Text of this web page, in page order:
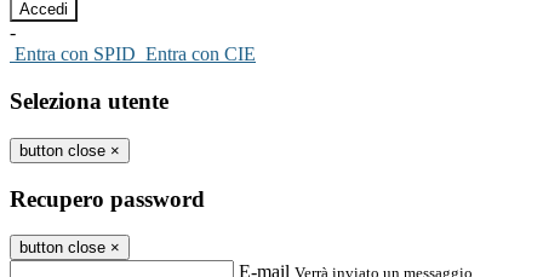
-
Entra con SPID Entra con CIE
Seleziona utente
button close ×
Recupero password
button close ×
E-mail Verrà inviato un messaggio